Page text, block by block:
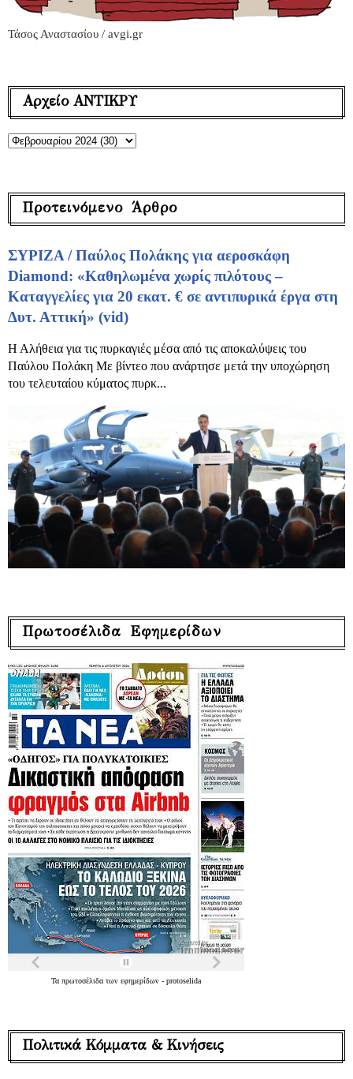
Τάσος Αναστασίου / avgi.gr
Αρχείο ΑΝΤΙΚΡΥ
Προτεινόμενο Άρθρο
ΣΥΡΙΖΑ / Παύλος Πολάκης για αεροσκάφη
Diamond: «Καθηλωμένα χωρίς πιλότους –
Καταγγελίες για 20 εκατ. € σε αντιπυρικά έργα στη
Δυτ. Αττική» (vid)
Η Αλήθεια για τις πυρκαγιές μέσα από τις αποκαλύψεις του
Παύλου Πολάκη Με βίντεο που ανάρτησε μετά την υποχώρηση
του τελευταίου κύματος πυρκ...
Πρωτοσέλιδα Εφημερίδων
Τα πρωτοσέλιδα των εφημερίδων - protoselida
Πολιτικά Κόμματα & Κινήσεις